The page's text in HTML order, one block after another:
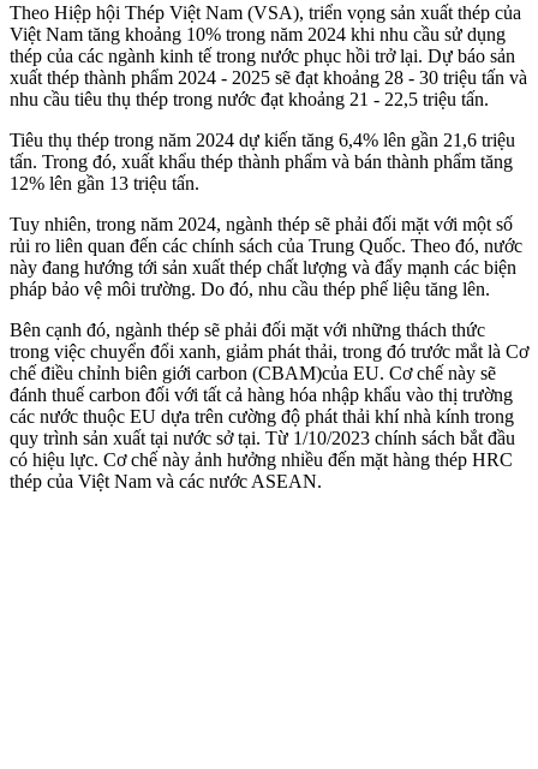
Theo Hiệp hội Thép Việt Nam (VSA), triển vọng sản xuất thép của
Việt Nam tăng khoảng 10% trong năm 2024 khi nhu cầu sử dụng
thép của các ngành kinh tế trong nước phục hồi trở lại. Dự báo sản
xuất thép thành phẩm 2024 - 2025 sẽ đạt khoảng 28 - 30 triệu tấn và
nhu cầu tiêu thụ thép trong nước đạt khoảng 21 - 22,5 triệu tấn.
Tiêu thụ thép trong năm 2024 dự kiến tăng 6,4% lên gần 21,6 triệu
tấn. Trong đó, xuất khẩu thép thành phẩm và bán thành phẩm tăng
12% lên gần 13 triệu tấn.
Tuy nhiên, trong năm 2024, ngành thép sẽ phải đối mặt với một số
rủi ro liên quan đến các chính sách của Trung Quốc. Theo đó, nước
này đang hướng tới sản xuất thép chất lượng và đẩy mạnh các biện
pháp bảo vệ môi trường. Do đó, nhu cầu thép phế liệu tăng lên.
Bên cạnh đó, ngành thép sẽ phải đối mặt với những thách thức
trong việc chuyển đổi xanh, giảm phát thải, trong đó trước mắt là Cơ
chế điều chỉnh biên giới carbon (CBAM)của EU. Cơ chế này sẽ
đánh thuế carbon đối với tất cả hàng hóa nhập khẩu vào thị trường
các nước thuộc EU dựa trên cường độ phát thải khí nhà kính trong
quy trình sản xuất tại nước sở tại. Từ 1/10/2023 chính sách bắt đầu
có hiệu lực. Cơ chế này ảnh hưởng nhiều đến mặt hàng thép HRC
thép của Việt Nam và các nước ASEAN.